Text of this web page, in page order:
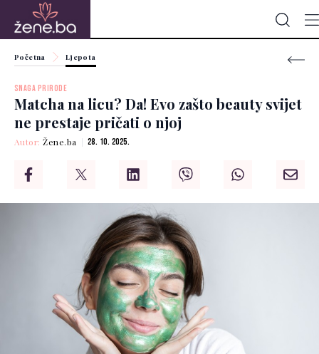
Početna Ljepota
SNAGA PRIRODE
Matcha na licu? Da! Evo zašto beauty svijet
ne prestaje pričati o njoj
Autor:Žene.ba 28. 10. 2025.